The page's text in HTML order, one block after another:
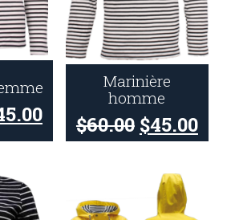
Marinière
homme
$60.00 $45.00